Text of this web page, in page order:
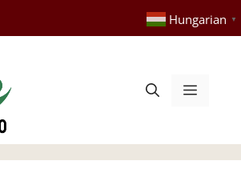
Hungarian ▼
Menü